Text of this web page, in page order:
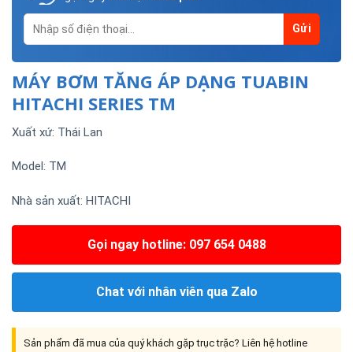
MÁY BƠM TĂNG ÁP DẠNG TUABIN
HITACHI SERIES TM
Xuất xứ: Thái Lan
Model: TM
Nhà sản xuất: HITACHI
Gọi ngay hotline: 097 654 0488
Chat với nhân viên qua Zalo
Sản phẩm đã mua của quý khách gặp trục trặc? Liên hệ hotline